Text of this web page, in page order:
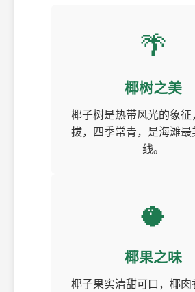
🌴
椰树之美
椰子树是热带风光的象
拔，四季常青，是海滩最
线。
🥥
椰果之味
椰子果实清甜可口，椰